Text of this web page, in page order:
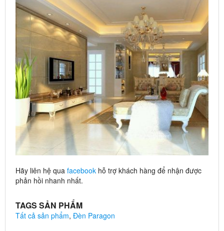
Hãy liên hệ qua facebook hỗ trợ khách hàng để nhận được
phản hồi nhanh nhất.
TAGS SẢN PHẨM
Tất cả sản phẩm, Đèn Paragon